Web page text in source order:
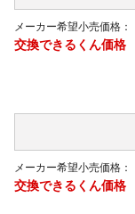
メーカー希望小売価格：
交換できるくん価格
メーカー希望小売価格：
交換できるくん価格